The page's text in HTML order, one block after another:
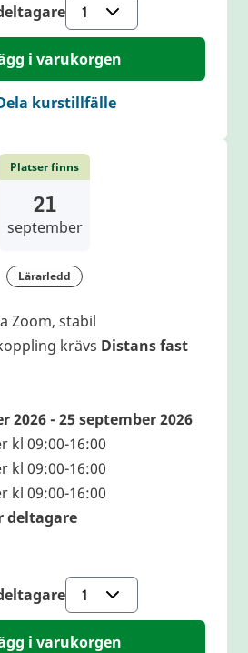
i varukorgen
kurstillfälle
Platser finns
21
september
Lärarledd
Zoom, stabil
krävs Distans fast
2026 - 25 september 2026
kl 09:00-16:00
kl 09:00-16:00
kl 09:00-16:00
deltagare
i varukorgen